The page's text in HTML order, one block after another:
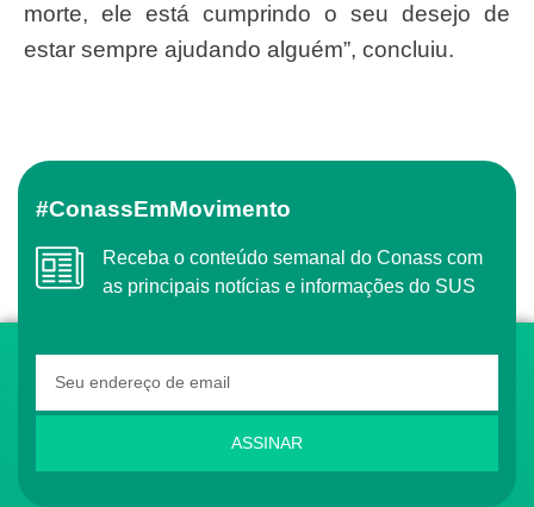
morte, ele está cumprindo o seu desejo de
estar sempre ajudando alguém”, concluiu.
#ConassEmMovimento
Receba o conteúdo semanal do Conass com
as principais notícias e informações do SUS
ASSINAR